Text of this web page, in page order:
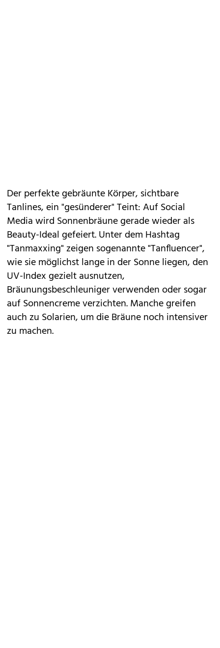
Der perfektegebräunte Körper, sichtbare
Tanlines, ein "gesünderer" Teint: AufSocial
Mediawird Sonnenbräune gerade wieder als
Beauty-Ideal gefeiert. Unter dem Hashtag
"Tanmaxxing" zeigen sogenannte "Tanfluencer",
wie sie möglichst lange in der Sonne liegen, den
UV-Index gezielt ausnutzen,
Bräunungsbeschleuniger verwenden oder sogar
auf Sonnencreme verzichten. Manche greifen
auch zu Solarien, um die Bräune noch intensiver
zu machen.